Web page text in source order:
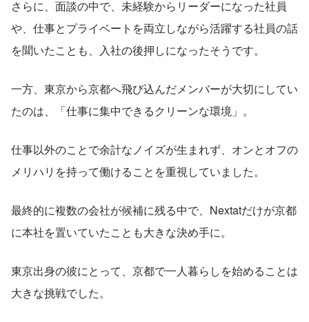
さらに、面談の中で、未経験からリーダーになった社員
や、仕事とプライベートを両立しながら活躍する社員の話
を聞いたことも、入社の後押しになったそうです。
一方、東京から京都へ飛び込んだメンバーが大切にしてい
たのは、「仕事に集中できるクリーンな環境」。
仕事以外のことで余計なノイズが生まれず、オンとオフの
メリハリを持って働けることを重視していました。
最終的に複数の会社が候補に残る中で、Nextatだけが京都
に本社を置いていたことも大きな決め手に。
東京出身の彼にとって、京都で一人暮らしを始めることは
大きな挑戦でした。